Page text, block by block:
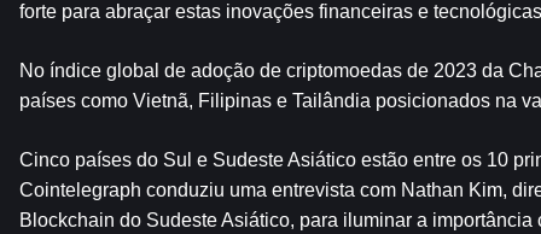
forte para abraçar estas inovações financeiras e
No índice global de adoção de criptomoedas de 2023 da
países como Vietnã, Filipinas e Tailândia posicionados na
Cinco países do Sul e Sudeste Asiático estão entre os 10
Cointelegraph conduziu uma entrevista com Nathan Kim,
Blockchain do Sudeste Asiático, para iluminar a